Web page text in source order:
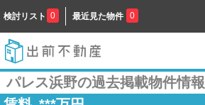
検討リスト 0 最近見た物件 0
パレス浜野の過去掲載物件情報